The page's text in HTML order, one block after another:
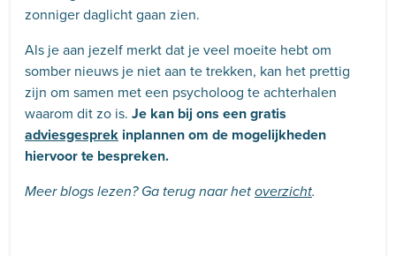
zonniger daglicht gaan zien.
Als je aan jezelf merkt dat je veel moeite hebt om
somber nieuws je niet aan te trekken, kan het prettig
zijn om samen met een psycholoog te achterhalen
waarom dit zo is. Je kan bij ons een gratis
adviesgesprek inplannen om de mogelijkheden
hiervoor te bespreken.
Meer blogs lezen? Ga terug naar het overzicht.